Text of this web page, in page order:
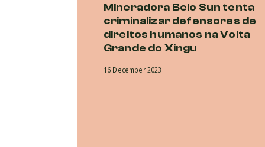
Mineradora Belo Sun tenta
criminalizar defensores de
direitos humanos na Volta
Grande do Xingu
16 December 2023